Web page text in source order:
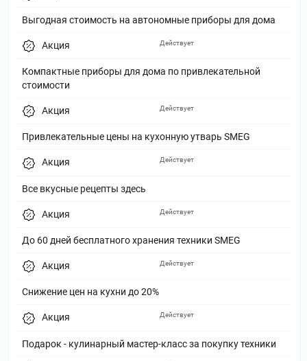
Выгодная стоимость на автономные приборы для дома
Акция
Компактные приборы для дома по привлекательной
стоимости
Действует
Акция
Привлекательные цены на кухонную утварь SMEG
Действует
Акция
Все вкусные рецепты здесь
Действует
Акция
До 60 дней бесплатного хранения техники SMEG
Действует
Акция
Снижение цен на кухни до 20%
Действует
Акция
Подарок - кулинарный мастер-класс за покупку техники
Действует